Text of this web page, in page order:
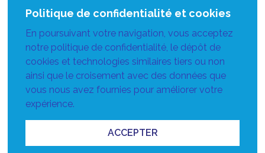
Politique de confidentialité et cookies
En poursuivant votre navigation, vous acceptez
notre politique de confidentialité, le dépôt de
cookies et technologies similaires tiers ou non
ainsi que le croisement avec des données que
vous nous avez fournies pour améliorer votre
expérience.
ACCEPTER